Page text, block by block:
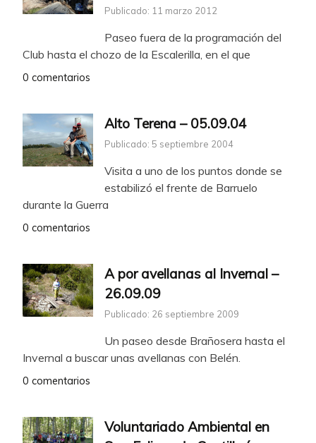
Publicado: 11 marzo 2012
Paseo fuera de la programación del
Club hasta el chozo de la Escalerilla, en el que
0 comentarios
Alto Terena – 05.09.04
Publicado: 5 septiembre 2004
Visita a uno de los puntos donde se
estabilizó el frente de Barruelo
durante la Guerra
0 comentarios
A por avellanas al Invernal –
26.09.09
Publicado: 26 septiembre 2009
Un paseo desde Brañosera hasta el
Invernal a buscar unas avellanas con Belén.
0 comentarios
Voluntariado Ambiental en